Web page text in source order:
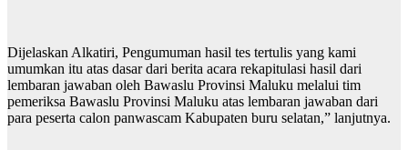
Dijelaskan Alkatiri, Pengumuman hasil tes tertulis yang kami
umumkan itu atas dasar dari berita acara rekapitulasi hasil dari
lembaran jawaban oleh Bawaslu Provinsi Maluku melalui tim
pemeriksa Bawaslu Provinsi Maluku atas lembaran jawaban dari
para peserta calon panwascam Kabupaten buru selatan,” lanjutnya.